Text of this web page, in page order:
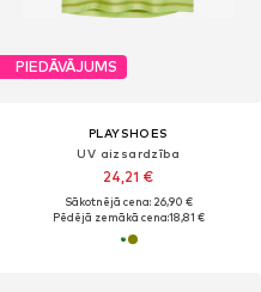
PIEDĀVĀJUMS
PLAYSHOES
UV aizsardzība
24,21 €
Sākotnējā cena: 26,90 €
Pēdējā zemākā cena:18,81 €